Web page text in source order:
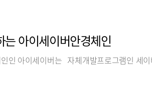
아이세이버안경체인